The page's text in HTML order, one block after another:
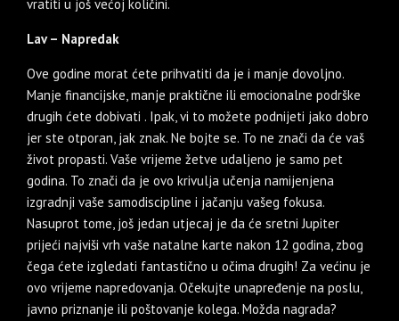
vratiti u još većoj količini.
Lav – Napredak
Ove godine morat ćete prihvatiti da je i manje dovoljno.
Manje financijske, manje praktične ili emocionalne podrške
drugih ćete dobivati . Ipak, vi to možete podnijeti jako dobro
jer ste otporan, jak znak. Ne bojte se. To ne znači da će vaš
život propasti. Vaše vrijeme žetve udaljeno je samo pet
godina. To znači da je ovo krivulja učenja namijenjena
izgradnji vaše samodiscipline i jačanju vašeg fokusa.
Nasuprot tome, još jedan utjecaj je da će sretni Jupiter
prijeći najviši vrh vaše natalne karte nakon 12 godina, zbog
čega ćete izgledati fantastično u očima drugih! Za većinu je
ovo vrijeme napredovanja. Očekujte unapređenje na poslu,
javno priznanje ili poštovanje kolega. Možda nagrada?